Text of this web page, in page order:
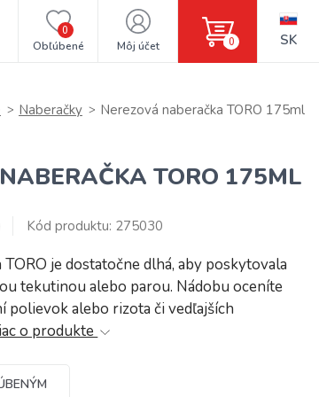
Obľúbené
0
Môj účet 0 SK
Naberačky Nerezová naberačka TORO 175ml
TORO 175ML
Kód produktu: 275030
je dostatočne dlhá, aby poskytovala
tekutinou alebo parou. Nádobu oceníte
polievok alebo rizota či vedľajších
o produkte